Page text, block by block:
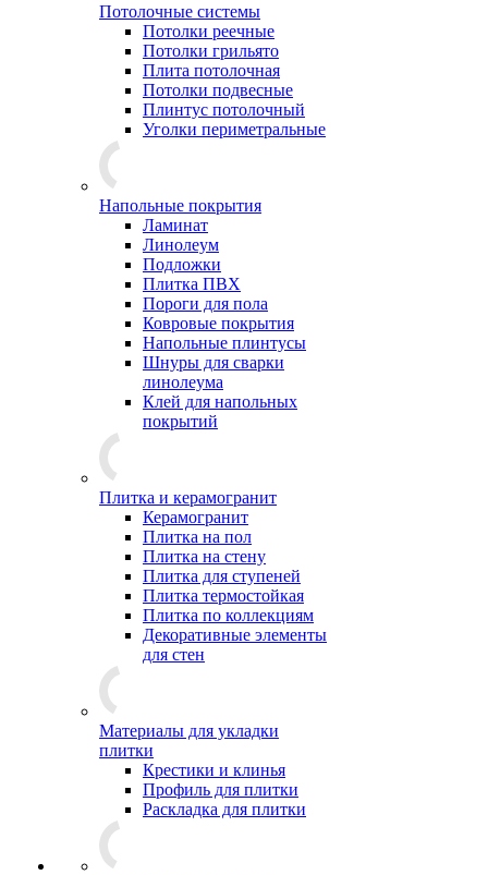
Потолочные системы
Потолки реечные
Потолки грильято
Плита потолочная
Потолки подвесные
Плинтус потолочный
Уголки периметральные
Напольные покрытия
Ламинат
Линолеум
Подложки
Плитка ПВХ
Пороги для пола
Ковровые покрытия
Напольные плинтусы
Шнуры для сварки
линолеума
Клей для напольных
покрытий
Плитка и керамогранит
Керамогранит
Плитка на пол
Плитка на стену
Плитка для ступеней
Плитка термостойкая
Плитка по коллекциям
Декоративные элементы
для стен
Материалы для укладки
плитки
Крестики и клинья
Профиль для плитки
Раскладка для плитки